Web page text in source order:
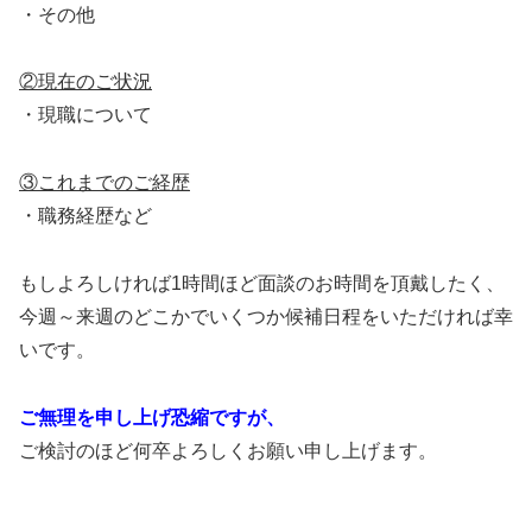
・その他
②現在のご状況
・現職について
③これまでのご経歴
・職務経歴など
もしよろしければ1時間ほど面談のお時間を頂戴したく、
今週～来週のどこかでいくつか候補日程をいただければ幸
いです。
ご無理を申し上げ恐縮ですが、
ご検討のほど何卒よろしくお願い申し上げます。